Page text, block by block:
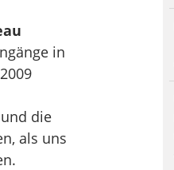
in
die
als uns